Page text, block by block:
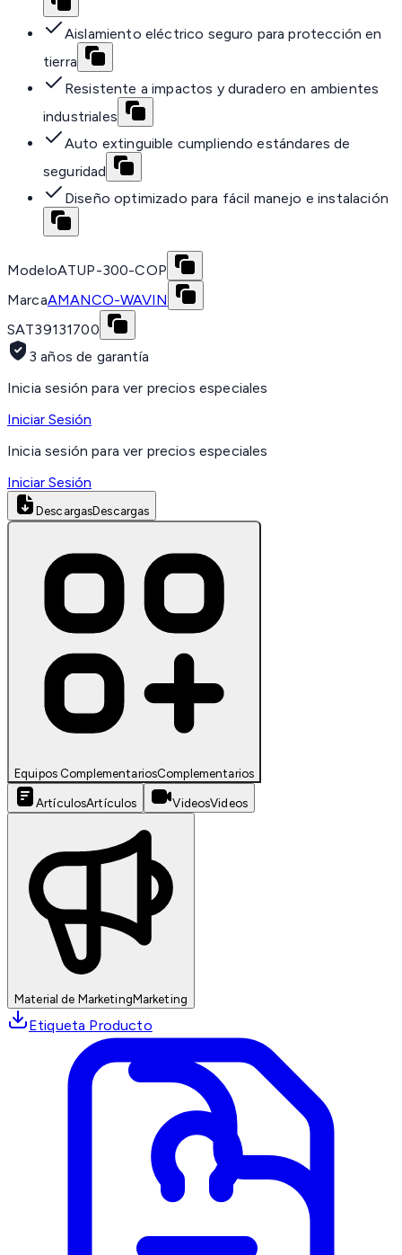
Aislamiento eléctrico seguro para protección en
tierra
Resistente a impactos y duradero en ambientes
industriales
Auto extinguible cumpliendo estándares de
seguridad
Diseño optimizado para fácil manejo e instalación
ModeloATUP-300-COP
MarcaAMANCO-WAVIN
SAT39131700
3 años de garantía
Inicia sesión para ver precios especiales
Iniciar Sesión
Inicia sesión para ver precios especiales
Iniciar Sesión
DescargasDescargas
Equipos ComplementariosComplementarios
ArtículosArtículos VideosVideos
Material de MarketingMarketing
Etiqueta Producto